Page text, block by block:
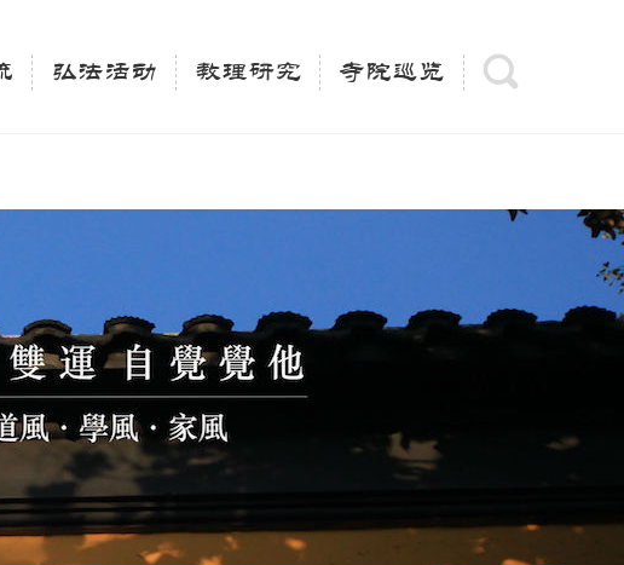
= trim(strip_tags($keywords)); $description =
弘法活动 教理研究 寺院巡览